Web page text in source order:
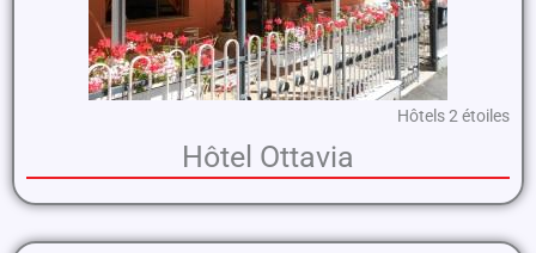
Hôtels 2 étoiles
Hôtel Ottavia